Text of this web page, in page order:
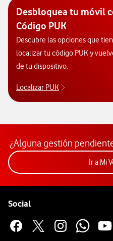
Desbloquea tu móvil
Código PUK
Descubre las opciones que
localizar tu código PUK y
de tu dispositivo.
Localizar PUK
Para poder
¿Alguna gestión
Ir a Mi
Social